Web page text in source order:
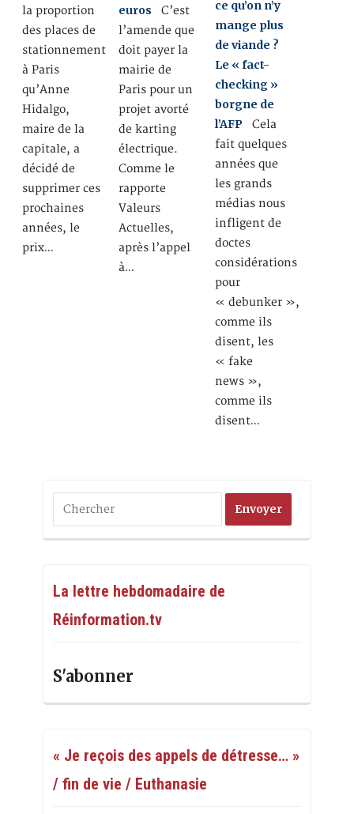
la proportion
des places de
stationnement
à Paris
qu’Anne
Hidalgo,
maire de la
capitale, a
décidé de
supprimer ces
prochaines
années, le
prix…
euros C’est
l’amende que
doit payer la
mairie de
Paris pour un
projet avorté
de karting
électrique.
Comme le
rapporte
Valeurs
Actuelles,
après l’appel
à…
ce qu’on n’y
mange plus
de viande ?
Le « fact-
checking »
borgne de
l’AFP Cela
fait quelques
années que
les grands
médias nous
infligent de
doctes
considérations
pour
« debunker »,
comme ils
disent, les
« fake
news »,
comme ils
disent…
La lettre hebdomadaire de
Réinformation.tv
S'abonner
« Je reçois des appels de détresse… »
/ fin de vie / Euthanasie